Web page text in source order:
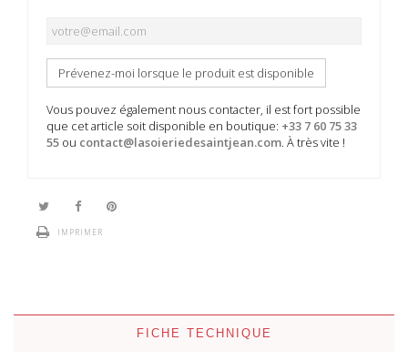
Prévenez-moi lorsque le produit est disponible
Vous pouvez également nous contacter, il est fort possible
que cet article soit disponible en boutique: +33 7 60 75 33
55 ou contact@lasoieriedesaintjean.com. À très vite !
IMPRIMER
FICHE TECHNIQUE